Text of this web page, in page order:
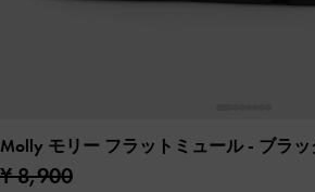
Molly モリー フラットミュール- ブラッ
¥ 8,900